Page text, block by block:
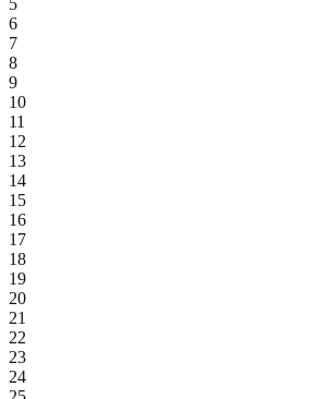
5
6
7
8
9
10
11
12
13
14
15
16
17
18
19
20
21
22
23
24